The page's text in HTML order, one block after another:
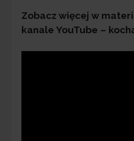
Zobacz więcej w
kanale YouTube –